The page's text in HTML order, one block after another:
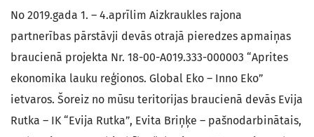
No 2019.gada 1. – 4.aprīlim Aizkraukles rajona
partnerības pārstāvji devās otrajā pieredzes apmaiņas
braucienā projekta Nr. 18-00-A019.333-000003 “Aprites
ekonomika lauku reģionos. Global Eko – Inno Eko”
ietvaros. Šoreiz no mūsu teritorijas braucienā devās Evija
Rutka – IK “Evija Rutka”, Evita Briņķe – pašnodarbinātais,